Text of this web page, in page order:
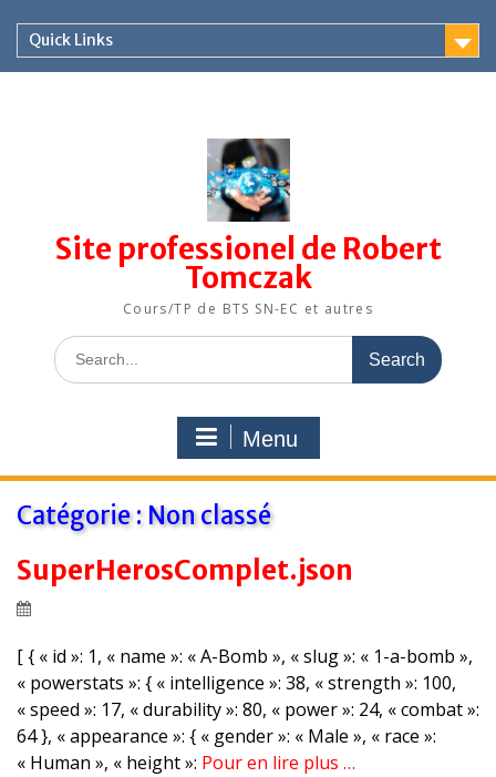
content
Quick Links
Site professionel de Robert
Tomczak
Cours/TP de BTS SN-EC et autres
Search
for:
Menu
Catégorie : Non classé
SuperHerosComplet.json
[ { « id »: 1, « name »: « A-Bomb », « slug »: « 1-a-bomb »,
« powerstats »: { « intelligence »: 38, « strength »: 100,
« speed »: 17, « durability »: 80, « power »: 24, « combat »:
64 }, « appearance »: { « gender »: « Male », « race »:
« Human », « height »: Pour en lire plus …